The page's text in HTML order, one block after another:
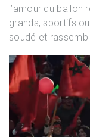
l’amour du
grands, sportifs
soudé et